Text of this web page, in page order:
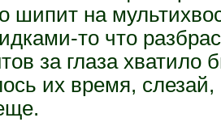
шипит на
то что
за глаза
их время,